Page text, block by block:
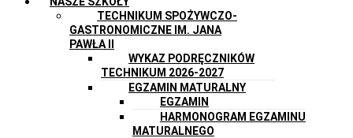
TECHNIKUM SPOŻYWCZO-
GASTRONOMICZNE IM. JANA
PAWŁA II
WYKAZ PODRĘCZNIKÓW
TECHNIKUM 2026-2027
EGZAMIN MATURALNY
EGZAMIN
HARMONOGRAM EGZAMINU
MATURALNEGO